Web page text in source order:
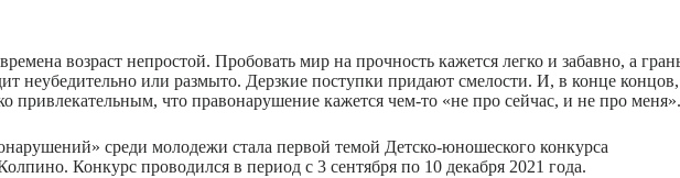
возраст непростой. Пробовать мир на прочность кажется легко и забавно, а
неубедительно или размыто. Дерзкие поступки придают смелости. И, в конце концов,
привлекательным, что правонарушение кажется чем-то «не про сейчас, и не про
среди молодежи стала первой темой Детско-юношеского конкурса
Конкурс проводился в период с 3 сентября по 10 декабря 2021 года.